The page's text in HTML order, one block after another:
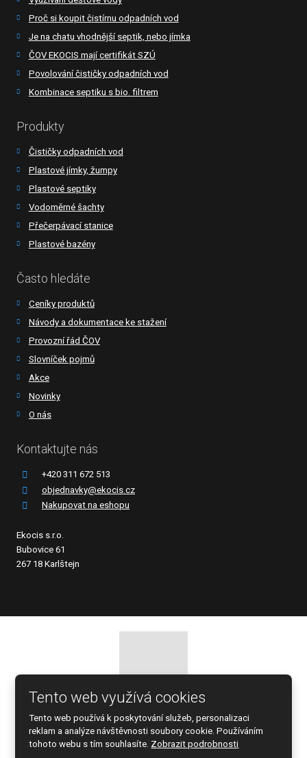
Proč si koupit čistírnu odpadních vod
Je na chatu vhodnější septik, nebo jímka
ČOV EKOCIS mají certifikát SZÚ
Povolování čističky odpadních vod
Kombinace septiku s bio. filtrem
Produkty
Čističky odpadních vod
Plastové jímky, žumpy
Plastové septiky
Vodoměrné šachty
Přečerpávací stanice
Plastové bazény
Často hledáte
Ceníky produktů
Návody a dokumentace ke stažení
Provozní řád ČOV
Slovníček pojmů
Akce
Novinky
O nás
Kontaktujte nás
+420 311 672 513
objednavky@ekocis.cz
Nakupovat na eshopu
Ekocis s.r.o.
Bubovice 61
267 18 Karlštejn
© 2026 EKOCIS, spol. s r.o., vytvořila eBRÁNA s.r.o.
Mapa stránek
Podmínky použití
Tento web využívá cookies
Tento web používá k poskytování služeb, personalizaci
reklam a analýze návštěvnosti soubory cookie. Používáním
tohoto webu s tím souhlasíte. Zobrazit podrobnosti